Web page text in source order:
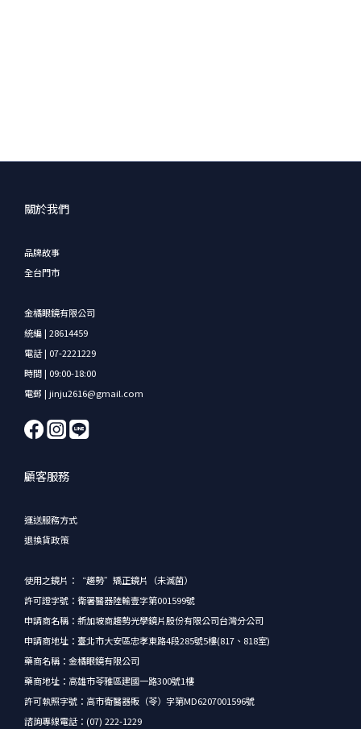
關於我們
品牌故事
全台門市
金橘眼鏡有限公司
統編 | 28614459
電話 | 07-2221229
時間 | 09:00-18:00
電郵 | jinju2616@gmail.com
顧客服務
運送服務方式
退換貨政策
使用之鏡片：“趨勢”矯正鏡片（未滅菌）
許可證字號：衛署醫器陸輸壹字第001599號
申請商名稱：新加坡商趨勢光學鏡片股份有限公司台灣分公司
申請商地址：臺北市大安區忠孝東路4段285號5樓(817、818室)
藥商名稱：金橘眼鏡有限公司
藥商地址：高雄市苓雅區建國一路300號1樓
許可執照字號：高市衛醫器販（苓）字第MD6207001596號
諮詢專線電話：(07) 222-1229